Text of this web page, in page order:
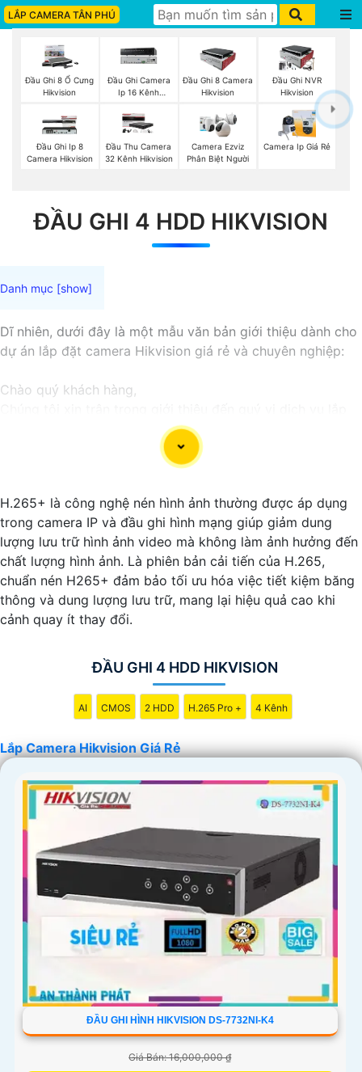
LẮP CAMERA TÂN PHÚ
Đầu Ghi 8 Ổ Cưng
Hikvision
Đầu Ghi Camera
Ip 16 Kênh
Đầu Ghi 8 Camera
Hikvision
Đầu Ghi NVR
Hikvision
Đầu Ghi Ip 8
Camera Hikvision
Đầu Thu Camera
32 Kênh Hikvision
Camera Ezviz
Phân Biệt Người
Camera Ip Giá Rẻ
ĐẦU GHI 4 HDD HIKVISION
Dĩ nhiên, dưới đây là một mẫu văn bản giới thiệu dành cho
dự án lắp đặt camera Hikvision giá rẻ và chuyên nghiệp:
Chào quý khách hàng,
đặt camera Hikvision giá rẻ và chuyên nghiệp cho dự án
Với kinh nghiệm lâu năm trong lĩnh vực lắp đặt camera an
đến cho quý vị những giải pháp an ninh hiệu quả, đáng tin
cậy và tiết kiệm chi phí.
Camera của Hikvision được biết đến là một trong những
thương hiệu hàng đầu thế giới về giải pháp an ninh video.
Với các tính năng và công nghệ tiên tiến, camera Hikvision
không chỉchắc chắn chất lượng hình ảnh sắc nét mà còn
đem đến sự tin cậy và an toàn cho dự án của quý vị.
rẻ và chuyên nghiệp cho dự án của mình, chúng tôi luôn
sẵn lòng hỗ trợ và tư vấn cho quý vị.
H.265+ là công nghệ nén hình ảnh thường được áp dụng
trong camera IP và đầu ghi hình mạng giúp giảm dung
lượng lưu trữ hình ảnh video mà không làm ảnh hưởng đến
chất lượng hình ảnh. Là phiên bản cải tiến của H.265,
chuẩn nén H265+ đảm bảo tối ưu hóa việc tiết kiệm băng
thông và dung lượng lưu trữ, mang lại hiệu quả cao khi
cảnh quay ít thay đổi.
ĐẦU GHI 4 HDD HIKVISION
AI CMOS 2 HDD H.265 Pro + 4 Kênh
Lắp Camera Hikvision Giá Rẻ
ĐẦU GHI HÌNH HIKVISION DS-7732NI-K4
Giá Bán: 16,000,000 ₫